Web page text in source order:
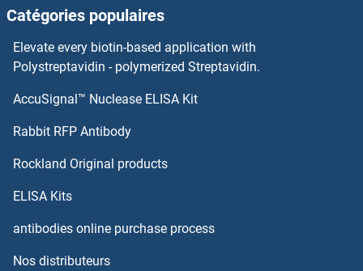
EZH1 Anticorps
EYS Anticorps
EYA4 Anticorps
FABP1 Anticorps
FABP12 Anticorps
Catégories populaires
Elevate every biotin-based application with
Polystreptavidin - polymerized Streptavidin.
AccuSignal™ Nuclease ELISA Kit
Rabbit RFP Antibody
Rockland Original products
ELISA Kits
antibodies online purchase process
Nos distributeurs